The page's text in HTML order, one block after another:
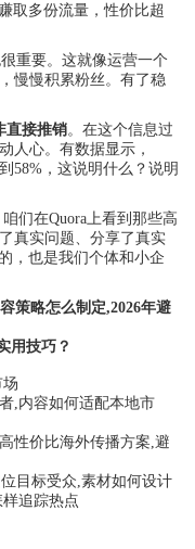
取多份流量，性价比超
重要。这就像运营一个
慢慢积累粉丝。有了稳
直接推销。在这个信息过
人心。有数据显示，
58%，这说明什么？说明
咱们在Quora上看到那些高
真实问题、分享了真实
，也是我们个体和小企
策略怎么制定,2026年避
用技巧？
,内容如何适配本地市
性价比海外传播方案,避
目标受众,素材如何设计
追踪热点